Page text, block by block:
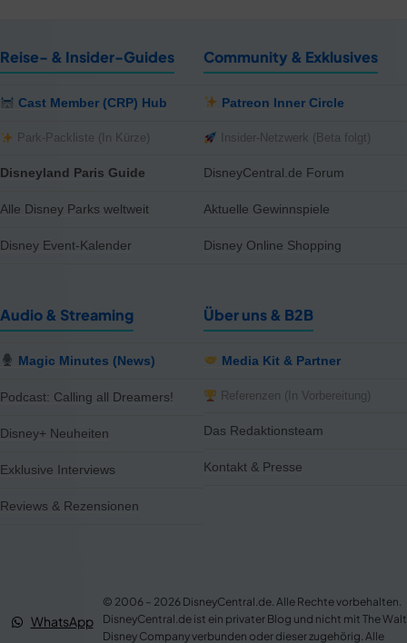
Reise- & Insider-Guides
Cast Member (CRP) Hub
Park-Packliste (In Kürze)
Disneyland Paris Guide
Alle Disney Parks weltweit
Disney Event-Kalender
Community & Exklusives
Patreon Inner Circle
Insider-Netzwerk (Beta folgt)
DisneyCentral.de Forum
Aktuelle Gewinnspiele
Disney Online Shopping
Audio & Streaming
Magic Minutes (News)
Podcast: Calling all Dreamers!
Disney+ Neuheiten
Exklusive Interviews
Reviews & Rezensionen
Über uns & B2B
Media Kit & Partner
Referenzen (In Vorbereitung)
Das Redaktionsteam
Kontakt & Presse
WhatsApp
© 2006 – 2026 DisneyCentral.de. Alle Rechte vorbehalten.
DisneyCentral.de ist ein privater Blog und nicht mit The Walt
Disney Company verbunden oder dieser zugehörig. Alle
close